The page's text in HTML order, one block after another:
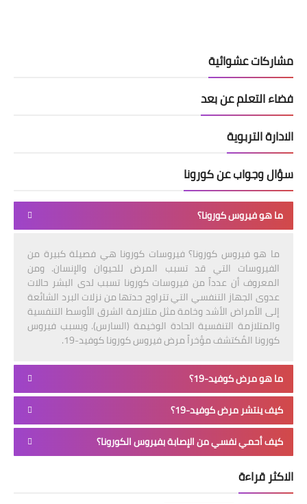
مشاركات عشوائية
فضاء التعلم عن بعد
الادارة التربوية
سؤال وجواب عن كورونا
ما هو فيروس كورونا؟
ما هو فيروس كورونا؟ فيروسات كورونا هي فصيلة كبيرة من
الفيروسات التي قد تسبب المرض للحيوان والإنسان. ومن
المعروف أن عدداً من فيروسات كورونا تسبب لدى البشر حالات
عدوى الجهاز التنفسي التي تتراوح حدتها من نزلات البرد الشائعة
إلى الأمراض الأشد وخامة مثل متلازمة الشرق الأوسط التنفسية
والمتلازمة التنفسية الحادة الوخيمة (السارس). ويسبب فيروس
كورونا المُكتشف مؤخراً مرض فيروس كورونا كوفيد-19.
ما هو مرض كوفيد-19؟
كيف ينتشر مرض كوفيد-19؟
كيف أحمي نفسي من الإصابة بفيروس الكورونا؟
الاكثر قراءة